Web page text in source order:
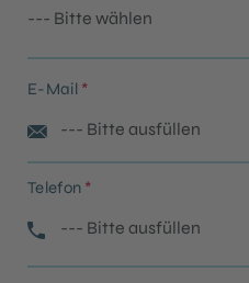
E-Mail *
Telefon *